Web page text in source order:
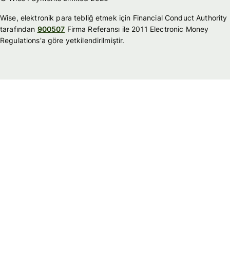
Wise, elektronik para tebliğ etmek için Financial Conduct Authority
tarafından 900507 Firma Referansı ile 2011 Electronic Money
Regulations'a göre yetkilendirilmiştir.